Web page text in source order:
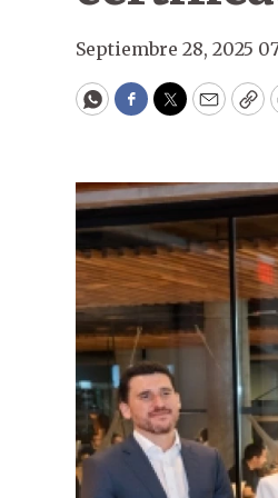
Septiembre 28, 2025
WhatsApp
Facebook
Twitter
Email